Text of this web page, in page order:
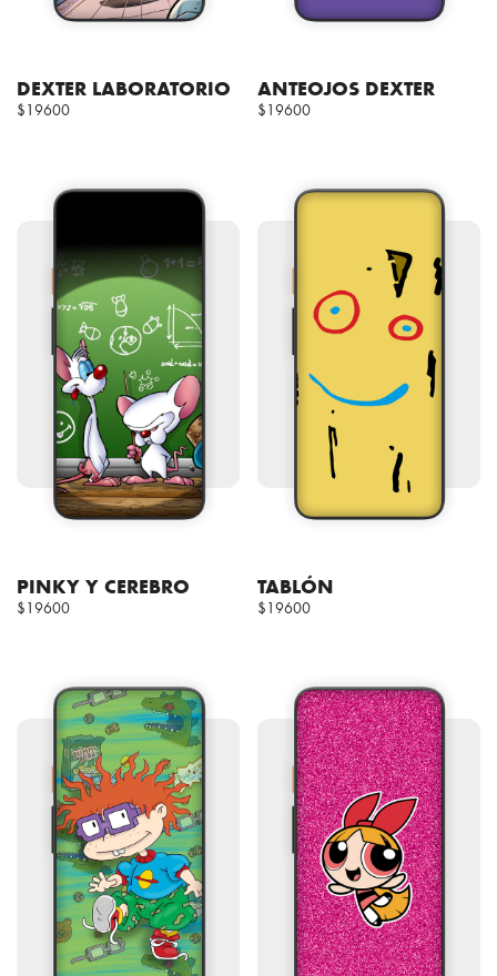
DEXTER LABORATORIO
$19600
ANTEOJOS DEXTER
$19600
PINKY Y CEREBRO
$19600
TABLÓN
$19600